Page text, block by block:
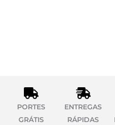
PORTES
GRÁTIS
ENTREGAS
RÁPIDAS